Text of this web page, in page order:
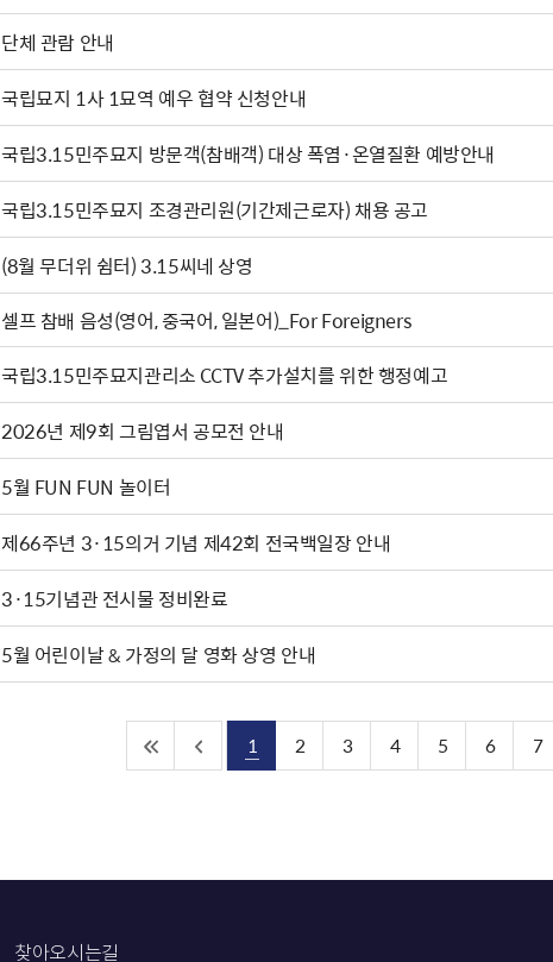
단체 관람 안내
국립묘지 1사 1묘역 예우 협약 신청안내
국립3.15민주묘지 방문객(참배객) 대상 폭염·온열질환 예방안내
국립3.15민주묘지 조경관리원(기간제근로자) 채용 공고
(8월 무더위 쉼터) 3.15씨네 상영
셀프 참배 음성(영어, 중국어, 일본어)_For Foreigners
국립3.15민주묘지관리소 CCTV 추가설치를 위한 행정예고
2026년 제9회 그림엽서 공모전 안내
5월 FUN FUN 놀이터
제66주년 3·15의거 기념 제42회 전국백일장 안내
3·15기념관 전시물 정비완료
5월 어린이날 & 가정의 달 영화 상영 안내
1 2 3 4 5 6 7
찾아오시는길